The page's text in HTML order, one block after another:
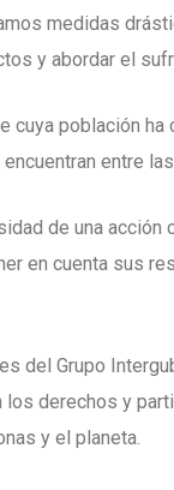
medidas
y abordar el
cuya población
entre
de una
en cuenta sus
del Grupo
los derechos y
y el planeta.